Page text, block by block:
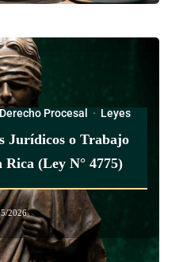
poner en marcha programas
el Centro de Mujer y
y la orientación de las
un familiar consanguíneo o
para la prevención del
c), de la ley No.7801 de 30
referencia al Centro
Derecho Procesal · Leyes
Jurídicos o Trabajo
Rica (Ley N° 4775)
2026